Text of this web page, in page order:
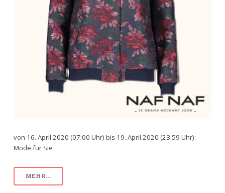
von 16. April 2020 (07:00 Uhr) bis 19. April 2020 (23:59 Uhr):
Mode für Sie
MEHR...